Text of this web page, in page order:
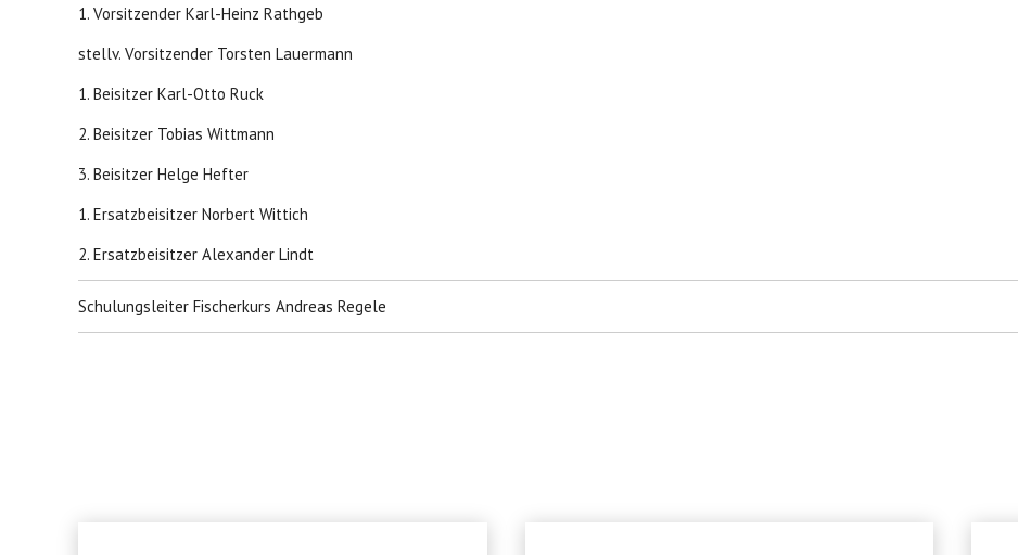
1. Vorsitzender Karl-Heinz Rathgeb
stellv. Vorsitzender Torsten Lauermann
1. Beisitzer Karl-Otto Ruck
2. Beisitzer Tobias Wittmann
3. Beisitzer Helge Hefter
1. Ersatzbeisitzer Norbert Wittich
2. Ersatzbeisitzer Alexander Lindt
Schulungsleiter Fischerkurs Andreas Regele